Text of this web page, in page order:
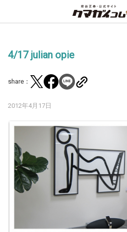
4/17 julian opie
share：
2012年4月17日